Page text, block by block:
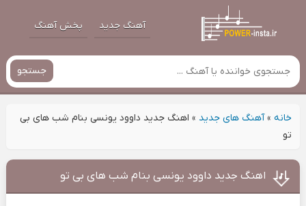
آهنگ جدید پخش آهنگ
جستجو
خانه»آهنگ های جدید » اهنگ جدید داوود یونسی بنام شب های بی
تو
اهنگ جدید داوود یونسی بنام شب های بی تو